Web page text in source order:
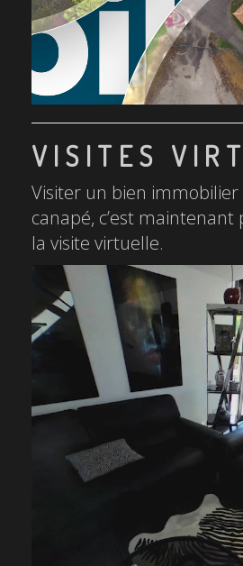
VISITES
Visiter un bien immobilier
canapé, c’est maintenant
la visite virtuelle.